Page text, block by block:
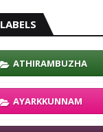
LABELS
ATHIRAMBUZHA
AYARKKUNNAM